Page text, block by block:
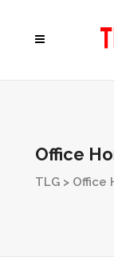
Office
TLG > Office